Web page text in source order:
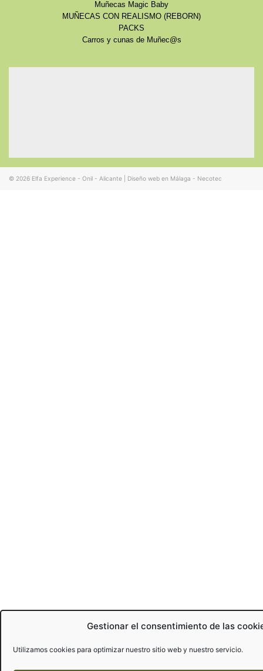
Gestionar el consentimiento de las
Utilizamos cookies para optimizar nuestro sitio web y nuestro servicio.
Muñecas Magic Baby
MUÑECAS CON REALISMO (REBORN)
PACKS
Carros y cunas de Muñec@s
© 2026 Elfa Experience - Onil - Alicante Diseño web en Málaga - Necotec